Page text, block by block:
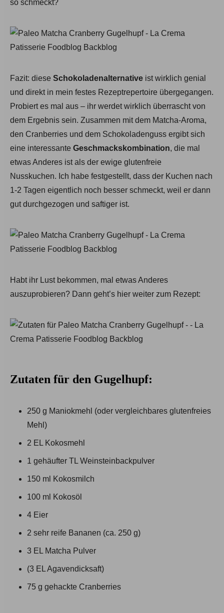
so schmeckt?
Fazit: diese Schokoladenalternative ist wirklich genial
und direkt in mein festes Rezeptrepertoire übergegangen.
Probiert es mal aus – ihr werdet wirklich überrascht von
dem Ergebnis sein. Zusammen mit dem Matcha-Aroma,
den Cranberries und dem Schokoladenguss ergibt sich
eine interessante Geschmackskombination, die mal
etwas Anderes ist als der ewige glutenfreie
Nusskuchen. Ich habe festgestellt, dass der Kuchen nach
1-2 Tagen eigentlich noch besser schmeckt, weil er dann
gut durchgezogen und saftiger ist.
Habt ihr Lust bekommen, mal etwas Anderes
auszuprobieren? Dann geht’s hier weiter zum Rezept:
Zutaten für den Gugelhupf:
250 g Maniokmehl (oder vergleichbares glutenfreies
Mehl)
2 EL Kokosmehl
1 gehäufter TL Weinsteinbackpulver
150 ml Kokosmilch
100 ml Kokosöl
4 Eier
2 sehr reife Bananen (ca. 250 g)
3 EL Matcha Pulver
(3 EL Agavendicksaft)
75 g gehackte Cranberries